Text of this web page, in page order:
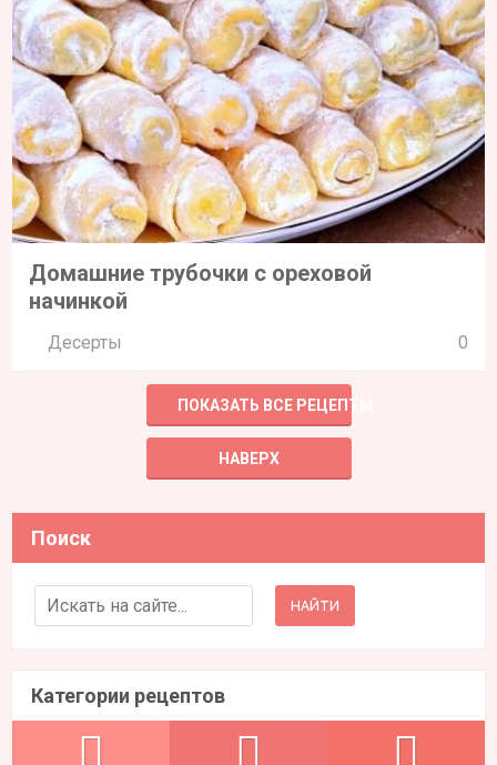
Домашние трубочки с ореховой
начинкой
Десерты 0
ПОКАЗАТЬ ВСЕ РЕЦЕПТЫ
НАВЕРХ
Поиск
Search for:
Категории рецептов